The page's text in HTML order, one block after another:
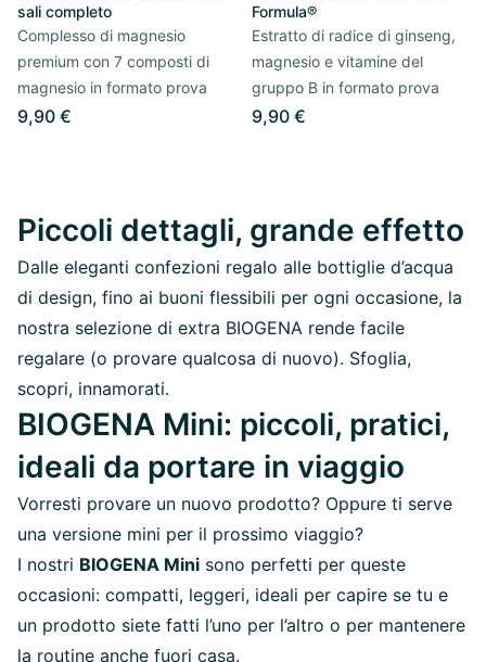
sali completo
Complesso di magnesio
premium con 7 composti di
magnesio in formato prova
9,90 €
Formula®
Estratto di radice di ginseng,
magnesio e vitamine del
gruppo B in formato prova
9,90 €
Piccoli dettagli, grande effetto
Dalle eleganti confezioni regalo alle bottiglie d’acqua
di design, fino ai buoni flessibili per ogni occasione, la
nostra selezione di extra BIOGENA rende facile
regalare (o provare qualcosa di nuovo). Sfoglia,
scopri, innamorati.
BIOGENA Mini: piccoli, pratici,
ideali da portare in viaggio
Vorresti provare un nuovo prodotto? Oppure ti serve
una versione mini per il prossimo viaggio?
I nostri BIOGENA Mini sono perfetti per queste
occasioni: compatti, leggeri, ideali per capire se tu e
un prodotto siete fatti l’uno per l’altro o per mantenere
la routine anche fuori casa.